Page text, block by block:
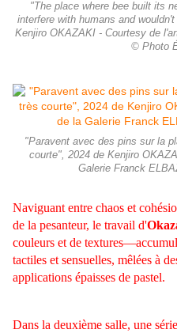
"The place where bee built its
interfere with humans and
Kenjiro OKAZAKI - Courtesy de
© Photo
"Paravent avec des pins sur la
courte", 2024 de Kenjiro
Galerie Franck
Naviguant entre chaos et
de la pesanteur, le travail d'
couleurs et de
tactiles et sensuelles, mêlées à
applications épaisses de pastel.
Dans la deuxième salle, une